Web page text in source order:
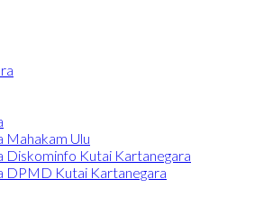
Mahakam Ulu
Diskominfo Kutai Kartanegara
DPMD Kutai Kartanegara